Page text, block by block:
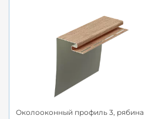
Околооконный профиль 3, рябина